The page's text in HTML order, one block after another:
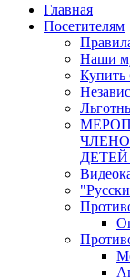
Главная
Посетителям
Наши
Купить